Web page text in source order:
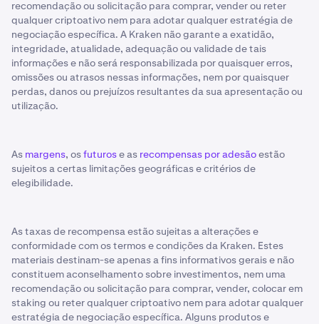
recomendação ou solicitação para comprar, vender ou reter
qualquer criptoativo nem para adotar qualquer estratégia de
negociação específica. A Kraken não garante a exatidão,
integridade, atualidade, adequação ou validade de tais
informações e não será responsabilizada por quaisquer erros,
omissões ou atrasos nessas informações, nem por quaisquer
perdas, danos ou prejuízos resultantes da sua apresentação ou
utilização.
As margens, osfuturose as recompensas por adesãoestão
sujeitos a certas limitações geográficas e critérios de
elegibilidade.
As taxas de recompensa estão sujeitas a alterações e
conformidade com os termos e condições da Kraken. Estes
materiais destinam-se apenas a fins informativos gerais e não
constituem aconselhamento sobre investimentos, nem uma
recomendação ou solicitação para comprar, vender, colocar em
staking ou reter qualquer criptoativo nem para adotar qualquer
estratégia de negociação específica. Alguns produtos e